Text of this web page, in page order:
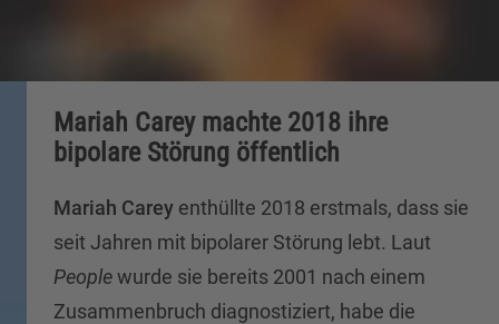
Mariah Carey machte 2018 ihre
bipolare Störung öffentlich
Mariah Carey enthüllte 2018 erstmals, dass sie
seit Jahren mit bipolarer Störung lebt. Laut
Peoplewurde sie bereits 2001 nach einem
Zusammenbruch diagnostiziert, habe die